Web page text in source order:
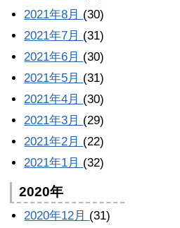
2021年8月 (30)
2021年7月 (31)
2021年6月 (30)
2021年5月 (31)
2021年4月 (30)
2021年3月 (29)
2021年2月 (22)
2021年1月 (32)
2020年
2020年12月 (31)